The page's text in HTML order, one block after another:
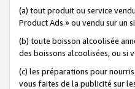
(a) tout produit ou service
Product Ads » ou vendu sur un
(b) toute boisson alcoolisée
des boissons alcoolisées, ou
(c) les préparations pour
vous faites de la publicité sur